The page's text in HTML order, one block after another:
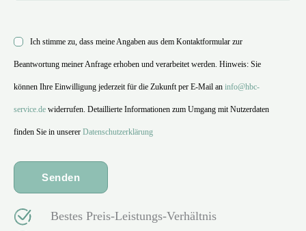
Ich stimme zu, dass meine Angaben aus dem Kontaktformular zur
Beantwortung meiner Anfrage erhoben und verarbeitet werden. Hinweis: Sie
können Ihre Einwilligung jederzeit für die Zukunft per E-Mail an info@hbc-
service.de widerrufen. Detaillierte Informationen zum Umgang mit Nutzerdaten
finden Sie in unserer Datenschutzerklärung
Bestes Preis-Leistungs-Verhältnis